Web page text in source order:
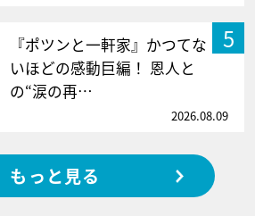
5
『ポツンと一軒家』かつてな
いほどの感動巨編！ 恩人と
の“涙の再…
2026.08.09
もっと見る